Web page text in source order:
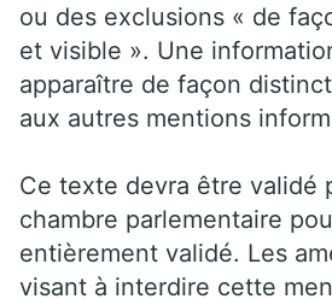
ou des exclusions « de
et visible ». Une
apparaître de façon
aux autres mentions
Ce texte devra être validé
chambre parlementaire
entièrement validé. Les
visant à interdire cette